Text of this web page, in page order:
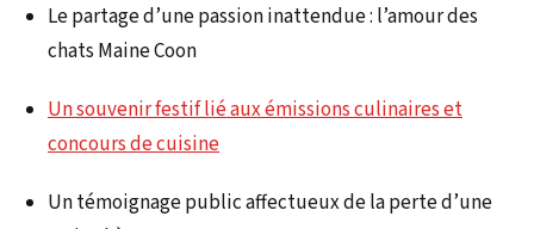
Le partage d’une passion inattendue : l’amour des
chats Maine Coon
Un souvenir festif lié aux émissions culinaires et
concours de cuisine
Un témoignage public affectueux de la perte d’une